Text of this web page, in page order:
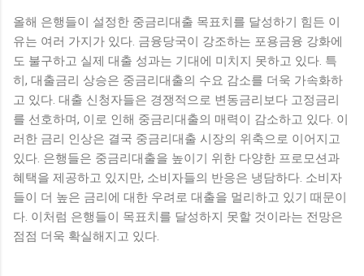
올해 은행들이 설정한 중금리대출 목표치를 달성하기 힘든 이
유는 여러 가지가 있다. 금융당국이 강조하는 포용금융 강화에
도 불구하고 실제 대출 성과는 기대에 미치지 못하고 있다. 특
히, 대출금리 상승은 중금리대출의 수요 감소를 더욱 가속화하
고 있다. 대출 신청자들은 경쟁적으로 변동금리보다 고정금리
를 선호하며, 이로 인해 중금리대출의 매력이 감소하고 있다. 이
러한 금리 인상은 결국 중금리대출 시장의 위축으로 이어지고
있다. 은행들은 중금리대출을 높이기 위한 다양한 프로모션과
혜택을 제공하고 있지만, 소비자들의 반응은 냉담하다. 소비자
들이 더 높은 금리에 대한 우려로 대출을 멀리하고 있기 때문이
다. 이처럼 은행들이 목표치를 달성하지 못할 것이라는 전망은
점점 더욱 확실해지고 있다.